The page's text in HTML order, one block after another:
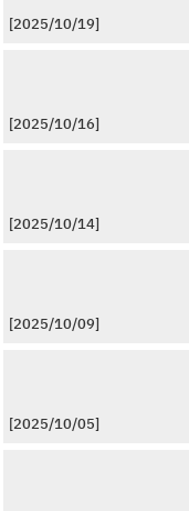
[2025/10/19]
[2025/10/16]
[2025/10/14]
[2025/10/09]
[2025/10/05]